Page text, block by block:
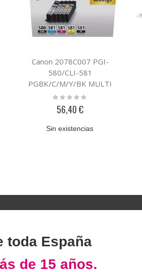
Canon 2078C007 PGI-
580/CLI-581
PGBK/C/M/Y/BK MULTI
Rating:
56,40 €
Sin existencias
toda España
de 15 años.